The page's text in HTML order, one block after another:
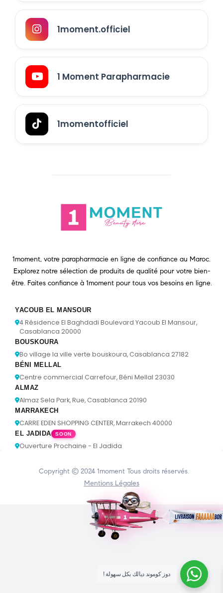
1moment.officiel
1 Moment Parapharmacie
1momentofficiel
1moment, votre parapharmacie en ligne de confiance au Maroc.
Explorez notre sélection de produits de qualité pour votre bien-
être. Faites confiance à 1moment pour tous vos besoins en ligne.
YACOUB EL MANSOUR
4 Résidence El Baghdadi Boulevard Yacoub El Mansour,
Casablanca 20000
BOUSKOURA
Bo village la ville verte bouskoura, Casablanca 27182
BÉNI MELLAL
Centre commercial Carrefour, Béni Mellal 23030
ALMAZ
Almaz Sela Park, Rue, Casablanca 20190
MARRAKECH
CARRE EDEN SHOPPING CENTER, Marrakech 40000
EL JADIDA SOON
Ouverture Prochaine - El Jadida
Copyright © 2024 1moment Tous droits réservés.
Mentions Légales
! دوز كوموند ديالك بكل سهولة